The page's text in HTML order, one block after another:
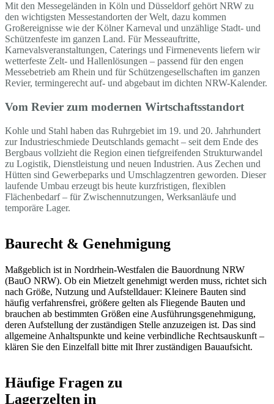
Mit den Messegeländen in Köln und Düsseldorf gehört NRW zu
den wichtigsten Messestandorten der Welt, dazu kommen
Großereignisse wie der Kölner Karneval und unzählige Stadt- und
Schützenfeste im ganzen Land. Für Messeauftritte,
Karnevalsveranstaltungen, Caterings und Firmenevents liefern wir
wetterfeste Zelt- und Hallenlösungen – passend für den engen
Messebetrieb am Rhein und für Schützengesellschaften im ganzen
Revier, termingerecht auf- und abgebaut im dichten NRW-Kalender.
Vom Revier zum modernen Wirtschaftsstandort
Kohle und Stahl haben das Ruhrgebiet im 19. und 20. Jahrhundert
zur Industrieschmiede Deutschlands gemacht – seit dem Ende des
Bergbaus vollzieht die Region einen tiefgreifenden Strukturwandel
zu Logistik, Dienstleistung und neuen Industrien. Aus Zechen und
Hütten sind Gewerbeparks und Umschlagzentren geworden. Dieser
laufende Umbau erzeugt bis heute kurzfristigen, flexiblen
Flächenbedarf – für Zwischennutzungen, Werksanläufe und
temporäre Lager.
Baurecht & Genehmigung
Maßgeblich ist in Nordrhein-Westfalen die Bauordnung NRW
(BauO NRW). Ob ein Mietzelt genehmigt werden muss, richtet sich
nach Größe, Nutzung und Aufstelldauer: Kleinere Bauten sind
häufig verfahrensfrei, größere gelten als Fliegende Bauten und
brauchen ab bestimmten Größen eine Ausführungsgenehmigung,
deren Aufstellung der zuständigen Stelle anzuzeigen ist. Das sind
allgemeine Anhaltspunkte und keine verbindliche Rechtsauskunft –
klären Sie den Einzelfall bitte mit Ihrer zuständigen Bauaufsicht.
Häufige Fragen zu
Lagerzelten in